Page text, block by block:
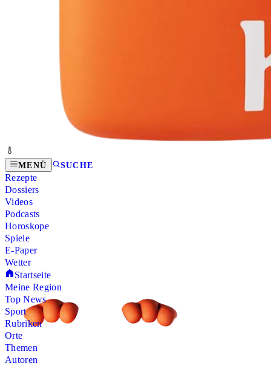
MENÜ SUCHE
Rezepte
Dossiers
Videos
Podcasts
Horoskope
Spiele
E-Paper
Wetter
Startseite
Meine Region
Top News
Sport
Rubriken
Orte
Themen
Autoren